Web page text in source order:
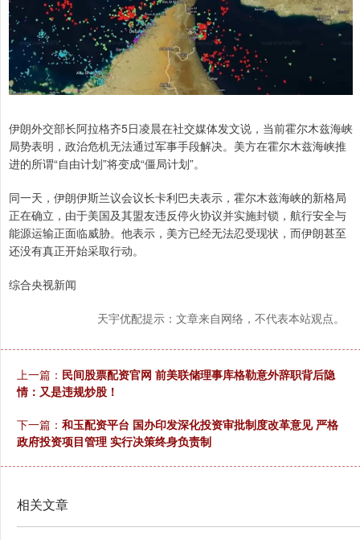
伊朗外交部长阿拉格齐5日凌晨在社交媒体发文说，当前霍尔木兹海峡
局势表明，政治危机无法通过军事手段解决。美方在霍尔木兹海峡推
进的所谓“自由计划”将变成“僵局计划”。
同一天，伊朗伊斯兰议会议长卡利巴夫表示，霍尔木兹海峡的新格局
正在确立，由于美国及其盟友违反停火协议并实施封锁，航行安全与
能源运输正面临威胁。他表示，美方已经无法忍受现状，而伊朗甚至
还没有真正开始采取行动。
综合央视新闻
天宇优配提示：文章来自网络，不代表本站观点。
上一篇： 民间股票配资官网 前美联储理事库格勒意外辞职背后隐
情：又是违规炒股！
下一篇： 和玉配资平台 国办印发深化投资审批制度改革意见 严格
政府投资项目管理 实行决策终身负责制
相关文章